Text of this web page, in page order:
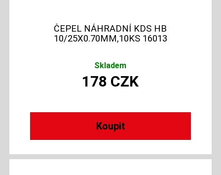
ČEPEL NÁHRADNÍ KDS HB
10/25X0.70MM,10KS 16013
Skladem
178 CZK